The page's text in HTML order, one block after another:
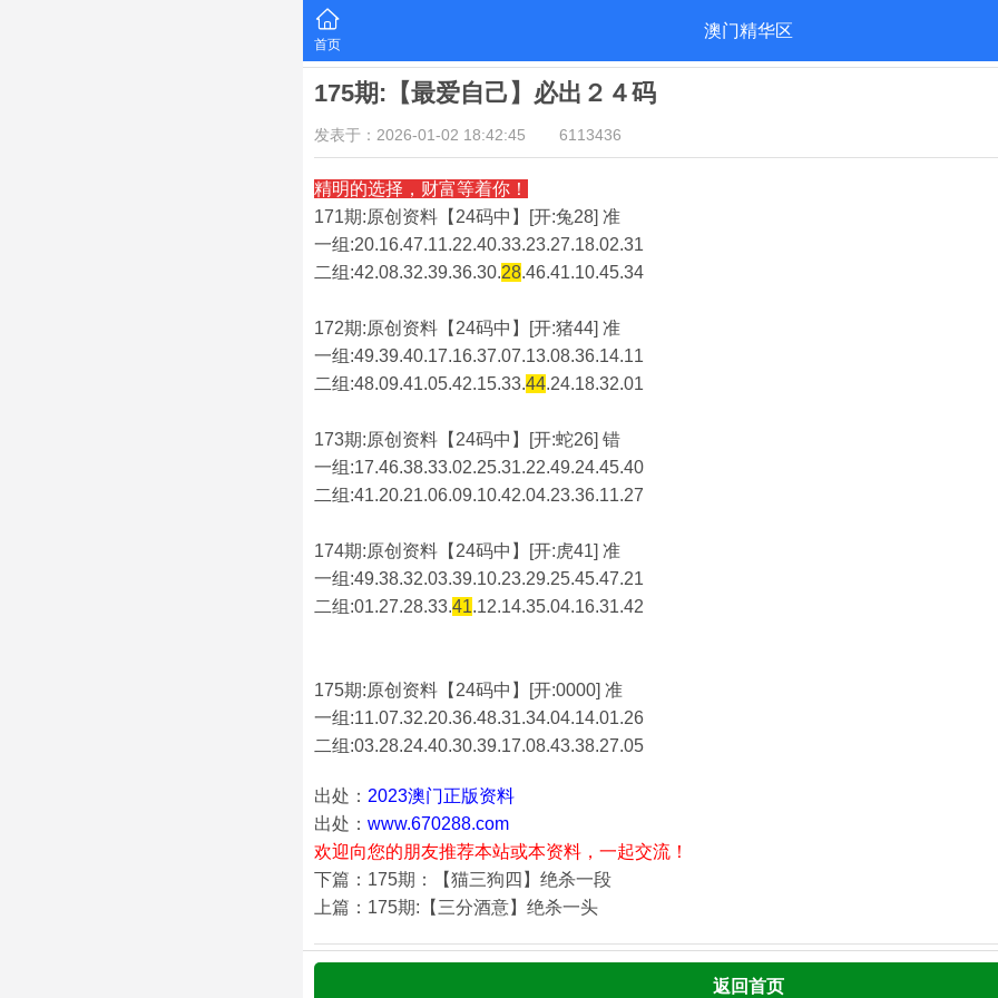
首页
澳门精华区
175期:【最爱自己】必出２４码
发表于：2026-01-02 18:42:45 6113436
精明的选择，财富等着你！
171期:原创资料【24码中】[开:兔28] 准
一组:20.16.47.11.22.40.33.23.27.18.02.31
二组:42.08.32.39.36.30.28.46.41.10.45.34
172期:原创资料【24码中】[开:猪44] 准
一组:49.39.40.17.16.37.07.13.08.36.14.11
二组:48.09.41.05.42.15.33.44.24.18.32.01
173期:原创资料【24码中】[开:蛇26] 错
一组:17.46.38.33.02.25.31.22.49.24.45.40
二组:41.20.21.06.09.10.42.04.23.36.11.27
174期:原创资料【24码中】[开:虎41] 准
一组:49.38.32.03.39.10.23.29.25.45.47.21
二组:01.27.28.33.41.12.14.35.04.16.31.42
175期:原创资料【24码中】[开:0000] 准
一组:11.07.32.20.36.48.31.34.04.14.01.26
二组:03.28.24.40.30.39.17.08.43.38.27.05
出处： 2023澳门正版资料
出处： www.670288.com
欢迎向您的朋友推荐本站或本资料，一起交流！
下篇：175期：【猫三狗四】绝杀一段
上篇：175期:【三分酒意】绝杀一头
返回首页